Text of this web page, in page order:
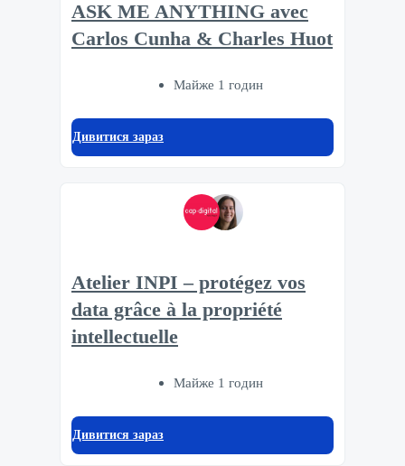
ASK ME ANYTHING avec
Carlos Cunha & Charles Huot
Майже 1 годин
Дивитися зараз
Atelier INPI – protégez vos
data grâce à la propriété
intellectuelle
Майже 1 годин
Дивитися зараз